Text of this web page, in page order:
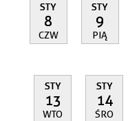
STY
8
CZW
STY
9
PIĄ
STY
13
WTO
STY
14
ŚRO